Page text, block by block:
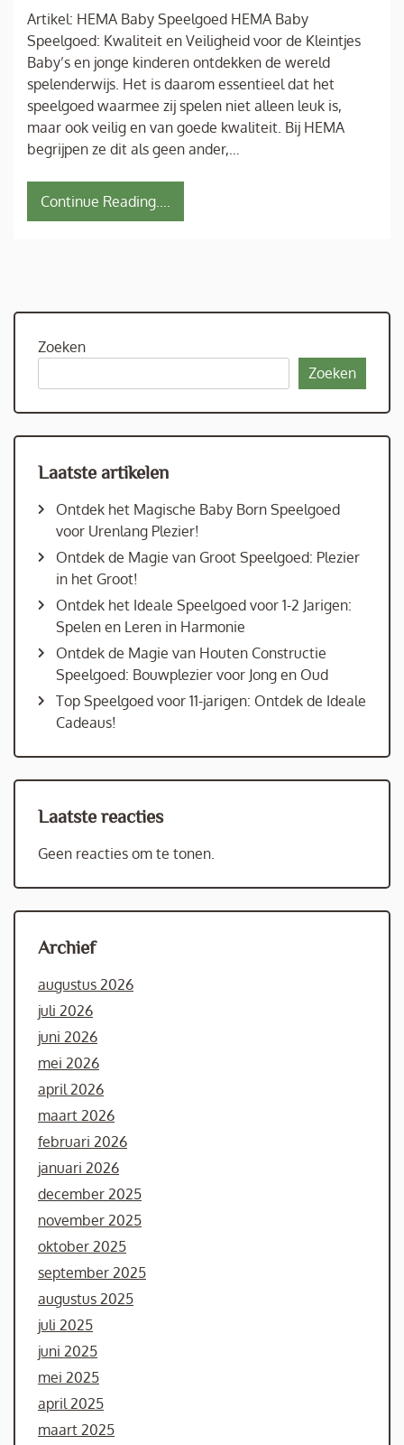
Artikel: HEMA Baby Speelgoed HEMA Baby
Speelgoed: Kwaliteit en Veiligheid voor de Kleintjes
Baby’s en jonge kinderen ontdekken de wereld
spelenderwijs. Het is daarom essentieel dat het
speelgoed waarmee zij spelen niet alleen leuk is,
maar ook veilig en van goede kwaliteit. Bij HEMA
begrijpen ze dit als geen ander,…
Continue Reading....
Zoeken
Zoeken
Laatste artikelen
Ontdek het Magische Baby Born Speelgoed
voor Urenlang Plezier!
Ontdek de Magie van Groot Speelgoed: Plezier
in het Groot!
Ontdek het Ideale Speelgoed voor 1-2 Jarigen:
Spelen en Leren in Harmonie
Ontdek de Magie van Houten Constructie
Speelgoed: Bouwplezier voor Jong en Oud
Top Speelgoed voor 11-jarigen: Ontdek de Ideale
Cadeaus!
Laatste reacties
Geen reacties om te tonen.
Archief
augustus 2026
juli 2026
juni 2026
mei 2026
april 2026
maart 2026
februari 2026
januari 2026
december 2025
november 2025
oktober 2025
september 2025
augustus 2025
juli 2025
juni 2025
mei 2025
april 2025
maart 2025